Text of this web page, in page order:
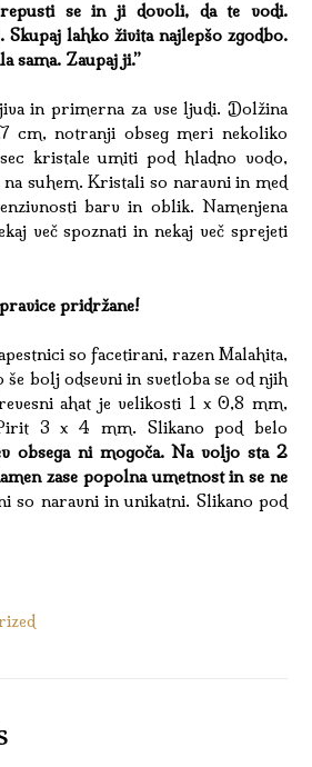
se in ji dovoli, da te vodi.
lahko živita najlepšo zgodbo.
sama. Zaupaj ji.”
in primerna za vse ljudi. Dolžina
cm, notranji obseg meri nekoliko
kristale umiti pod hladno vodo,
suhem. Kristali so naravni in med
barv in oblik. Namenjena
več spoznati in nekaj več sprejeti
pridržane!
so facetirani, razen Malahita,
bolj odsevni in svetloba se od njih
ahat je velikosti 1 x 0,8 mm,
3 x 4 mm. Slikano pod belo
obsega ni mogoča. Na voljo sta 2
zase popolna umetnost in se ne
so naravni in unikatni. Slikano pod